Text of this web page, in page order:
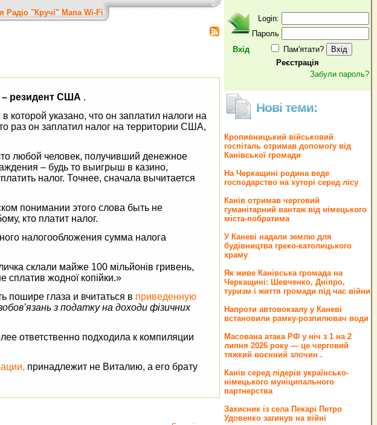
Радіо "Кручі" Мапа Wi-Fi
– резидент США .
указано, что он заплатил налоги на
раз он заплатил налог на территории США,
любой человек, получивший денежное
– будь то выигрыш в казино,
налог. Точнее, сначала вычитается
понимании этого слова быть не
кто платит налог.
налогообложения сумма налога
склали майже 100 мільйонів гривень,
сплатив жодної копійки.»
пошире глаза и вчитаться в приведенную
з податку на доходи фiзичних
ответственно подходила к компиляции
принадлежит не Виталию, а его брату
Вхід
Login:
Пароль
Пам'ятати?
Реєстрація
Забули пароль?
Нові теми:
Кропивницький військовий
госпіталь отримав допомогу від
Канівської громади
На Черкащині родина веде
господарство на хуторі серед лісу
Канів отримав черговий
гуманітарний вантаж від німецького
міста-побратима
У Каневі надали землю для
будівництва греко‐католицького
храму
Як живе Канівська громада на
Черкащині: Шевченко, Дніпро,
туризм і життя громади під час війни
Напроти автовокзалу у Каневі
встановили рамку-розпилювач води
Масована атака РФ у ніч з 1 на 2
липня 2026 року — це черговий
тяжкий воєнний злочин .
Канів серед лідерів українсько-
німецького муніципального
партнерства
Захисник із села Пекарі Петро
Удовенко загинув на війні